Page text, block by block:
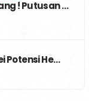
! Putusan …
Potensi He…